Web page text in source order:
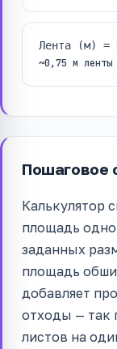
Лента (м) =
~0,75 м ленты
Пошаговое
Калькулятор
площадь
заданных
площадь
добавляет
отходы — так
листов на